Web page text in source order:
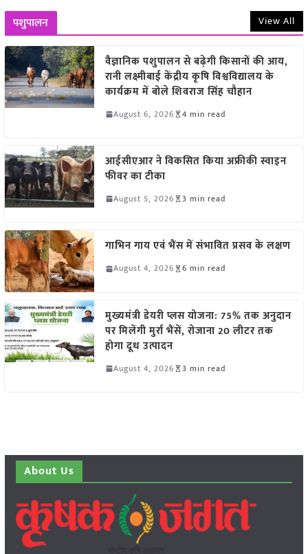
पशुपालन View All
वैज्ञानिक पशुपालन से बढ़ेगी किसानों की आय,
रानी लक्ष्मीबाई केंद्रीय कृषि विश्वविद्यालय के
कार्यक्रम में बोले शिवराज सिंह चौहान
August 6, 2026 4 min read
आईसीएआर ने विकसित किया अफ्रीकी स्वाइन
फीवर का टीका
August 5, 2026 3 min read
गाभिन गाय एवं भैंस में संभावित प्रसव के लक्षण
August 4, 2026 6 min read
मुख्यमंत्री डेयरी प्लस योजना: 75% तक अनुदान
पर मिलेंगी मुर्रा भैंसें, रोजाना 20 लीटर तक
होगा दूध उत्पादन
August 4, 2026 3 min read
About Us